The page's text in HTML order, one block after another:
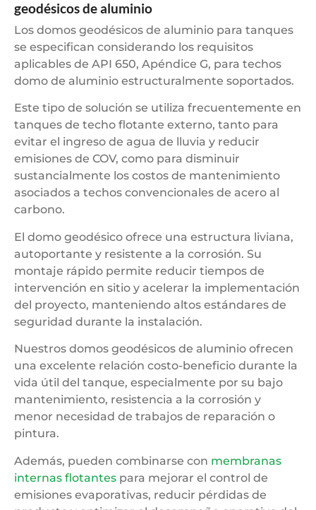
geodésicos de aluminio
Los domos geodésicos de aluminio para tanques
se especifican considerando los requisitos
aplicables de API 650, Apéndice G, para techos
domo de aluminio estructuralmente soportados.
Este tipo de solución se utiliza frecuentemente en
tanques de techo flotante externo, tanto para
evitar el ingreso de agua de lluvia y reducir
emisiones de COV, como para disminuir
sustancialmente los costos de mantenimiento
asociados a techos convencionales de acero al
carbono.
El domo geodésico ofrece una estructura liviana,
autoportante y resistente a la corrosión. Su
montaje rápido permite reducir tiempos de
intervención en sitio y acelerar la implementación
del proyecto, manteniendo altos estándares de
seguridad durante la instalación.
Nuestros domos geodésicos de aluminio ofrecen
una excelente relación costo-beneficio durante la
vida útil del tanque, especialmente por su bajo
mantenimiento, resistencia a la corrosión y
menor necesidad de trabajos de reparación o
pintura.
Además, pueden combinarse con membranas
internas flotantes para mejorar el control de
emisiones evaporativas, reducir pérdidas de